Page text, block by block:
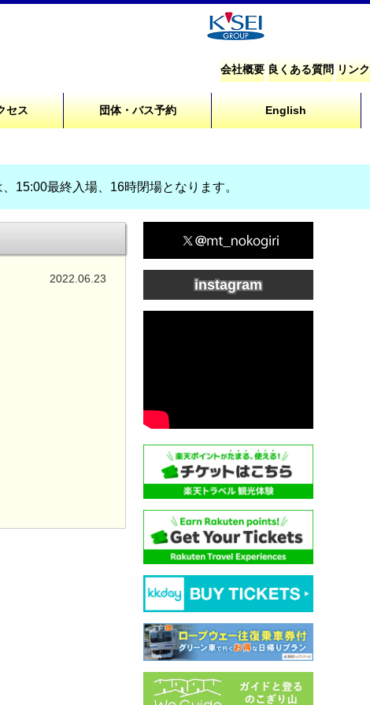
会社概要 良くある質問 リンク
セス 団体・バス予約 English
15:00最終入場、16時閉場となります。
2022.06.23
instagram